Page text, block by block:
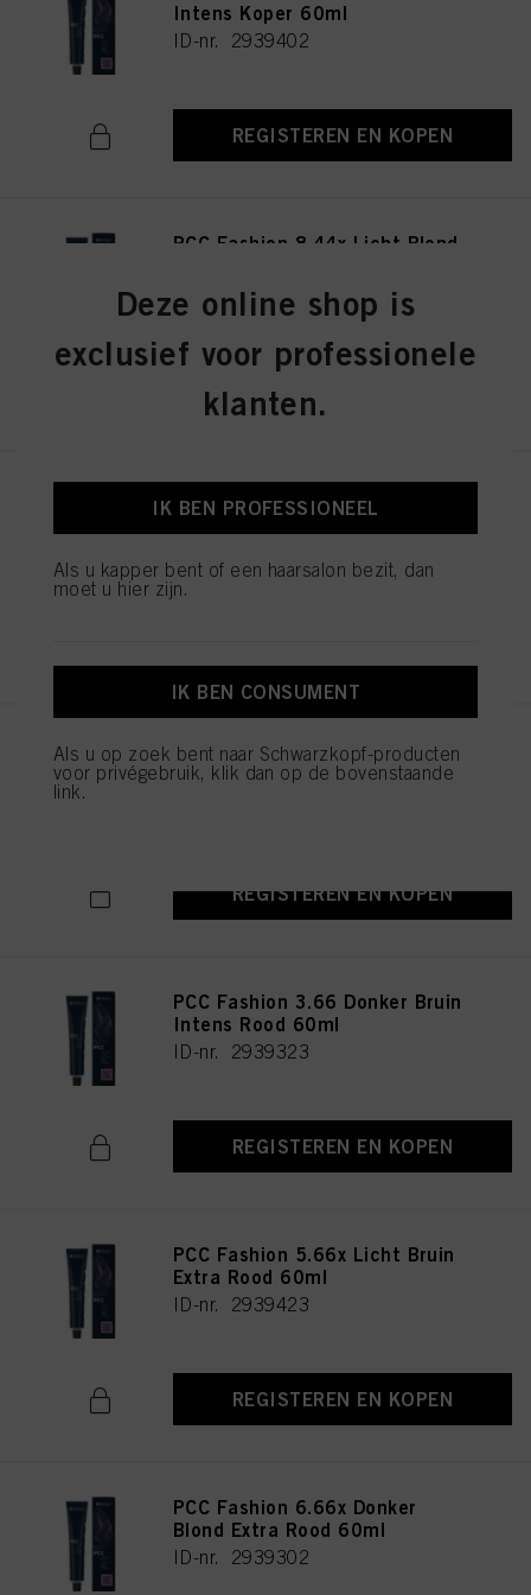
Intens Koper 60ml
ID-nr. 2939402
REGISTEREN EN KOPEN
PCC Fashion 8.44x Licht Blond
ID-nr. 2939415
REGISTEREN EN KOPEN
PCC Fashion 9.44 Extra Licht
Blond Intens Koper 60ml
PCC Fashion 5.56 Licht Bruin
Mahonie Rood 60ml
REGISTEREN EN KOPEN
PCC Fashion 3.66 Donker Bruin
Intens Rood 60ml
ID-nr. 2939323
REGISTEREN EN KOPEN
PCC Fashion 5.66x Licht Bruin
Extra Rood 60ml
ID-nr. 2939423
REGISTEREN EN KOPEN
PCC Fashion 6.66x Donker
Blond Extra Rood 60ml
ID-nr. 2939302
Deze online shop is
exclusief voor professionele
klanten.
IK BEN PROFESSIONEEL
Als u kapper bent of een haarsalon bezit, dan
moet u hier zijn.
IK BEN CONSUMENT
Als u op zoek bent naar Schwarzkopf-producten
voor privégebruik, klik dan op de bovenstaande
link.